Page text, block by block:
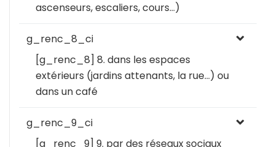
ascenseurs, escaliers, cours…)
g_renc_8_ci
[g_renc_8] 8. dans les espaces
extérieurs (jardins attenants, la rue…) ou
dans un café
g_renc_9_ci
[g_renc_9] 9. par des réseaux sociaux